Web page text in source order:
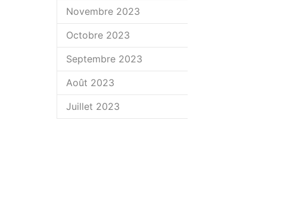
Novembre 2023
Octobre 2023
Septembre 2023
Août 2023
Juillet 2023